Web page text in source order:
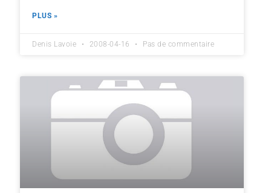
PLUS »
Denis Lavoie 2008-04-16 Pas de commentaire